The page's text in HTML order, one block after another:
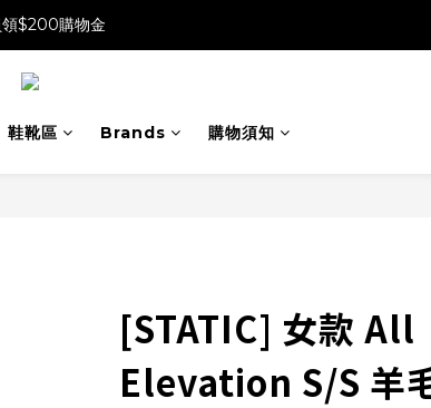
領$200購物金
鞋靴區 Brands 購物須知
[STATIC] 女款 All
Elevation S/S 羊